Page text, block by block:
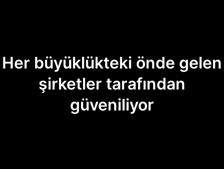
Her büyüklükteki önde gelen
şirketler tarafından
güveniliyor